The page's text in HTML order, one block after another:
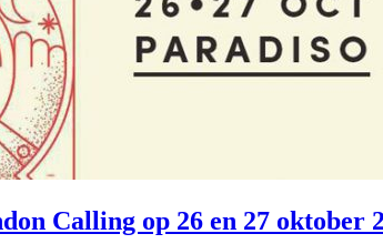
Calling op 26 en 27 oktober